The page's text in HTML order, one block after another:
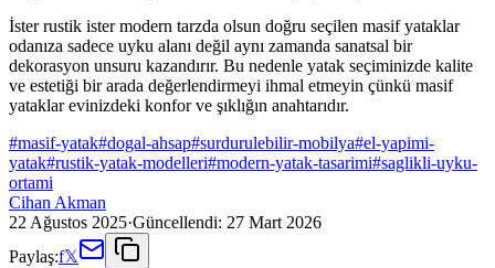
İster rustik ister modern tarzda olsun doğru seçilen masif yataklar
odanıza sadece uyku alanı değil aynı zamanda sanatsal bir
dekorasyon unsuru kazandırır. Bu nedenle yatak seçiminizde kalite
ve estetiği bir arada değerlendirmeyi ihmal etmeyin çünkü masif
yataklar evinizdeki konfor ve şıklığın anahtarıdır.
#masif-yatak#dogal-ahsap#surdurulebilir-mobilya#el-yapimi-
yatak#rustik-yatak-modelleri#modern-yatak-tasarimi#saglikli-uyku-
ortami
Cihan Akman
22 Ağustos 2025·Güncellendi: 27 Mart 2026
Paylaş:f𝕏